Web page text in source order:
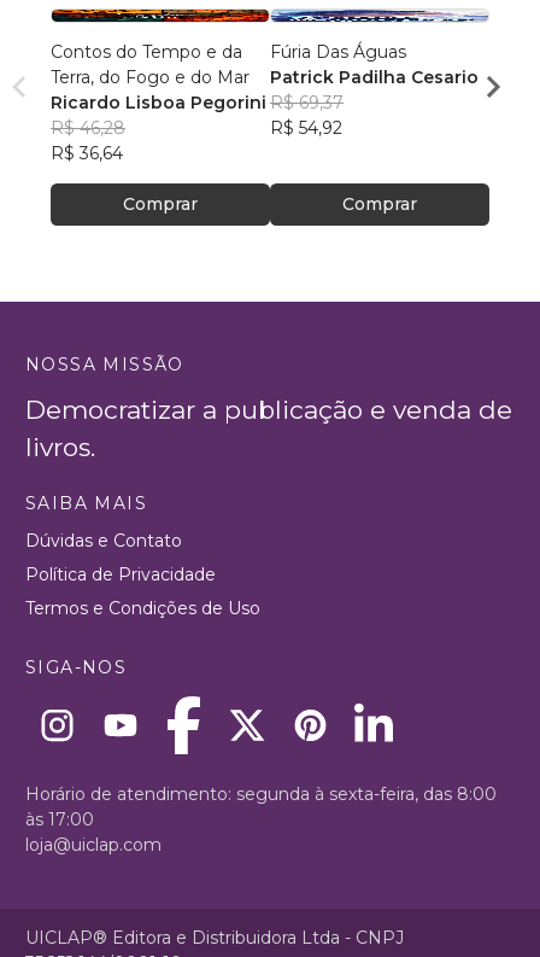
Contos do Tempo e da
Terra, do Fogo e do Mar
Ricardo Lisboa Pegorini
R$ 46,28
R$ 36,64
Comprar
Fúria Das Águas
Patrick Padilha Cesario
R$ 69,37
R$ 54,92
Comprar
R$
NOSSA MISSÃO
Democratizar a publicação e venda de
livros.
SAIBA MAIS
Dúvidas e Contato
Política de Privacidade
Termos e Condições de Uso
SIGA-NOS
Horário de atendimento: segunda à sexta-feira, das 8:00
às 17:00
loja@uiclap.com
UICLAP® Editora e Distribuidora Ltda - CNPJ